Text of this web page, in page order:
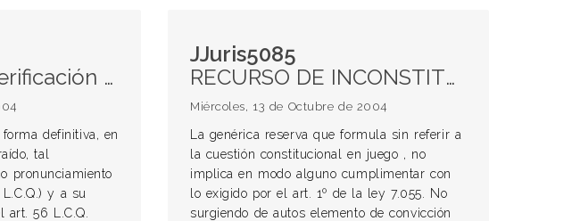
Sentencia laboral.
definitiva, en
tal
pronunciamiento
y a su
art. 56 L.C.Q.
JJuris5085
RECURSO DE INCONSTITUCIONALIDAD. Admisibilidad. Reserva genérica. CONTRATO DE TRABAJO. Pasantías.
Miércoles, 13 de Octubre de 2004
La genérica reserva que formula sin referir a
la cuestión constitucional en juego , no
implica en modo alguno cumplimentar con
lo exigido por el art. 1º de la ley 7.055. No
surgiendo de autos elemento de convicción